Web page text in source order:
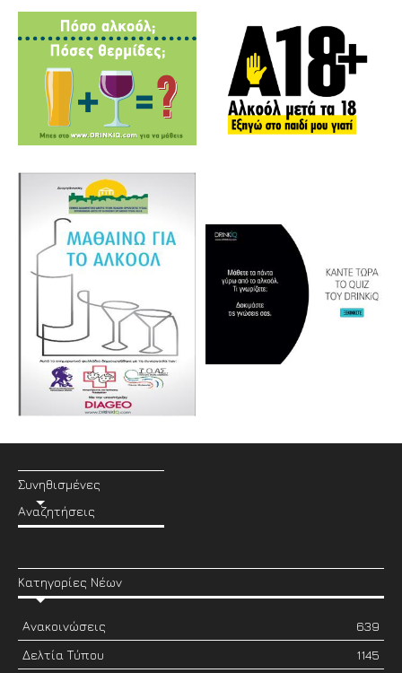
Συνηθισμένες
Αναζητήσεις
Κατηγορίες Νέων
Ανακοινώσεις
639
Δελτία Τύπου
1145